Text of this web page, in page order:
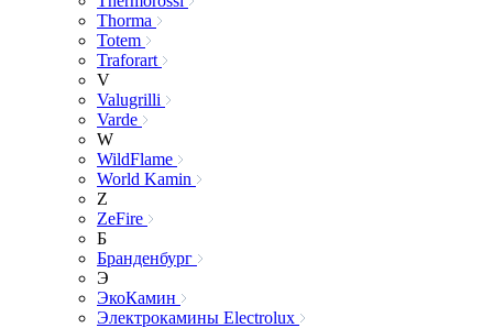
Thorma
Totem
Traforart
V
Valugrilli
Varde
W
WildFlame
World Kamin
Z
ZeFire
Б
Бранденбург
Э
ЭкоКамин
Электрокамины Electrolux